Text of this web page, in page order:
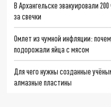
В Архангельске эвакуировали
за свечки
Омлет из чумной инфляции:
подорожали яйца с мясом
Для чего нужны созданные
алмазные пластины